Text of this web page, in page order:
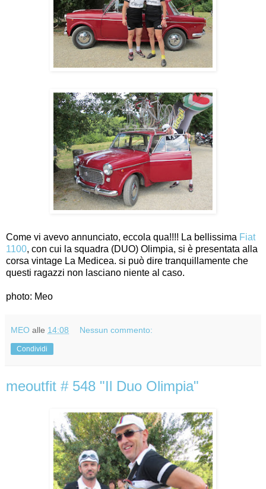
Come vi avevo annunciato, eccola qua!!!! La bellissima Fiat
1100, con cui la squadra (DUO) Olimpia, si è presentata alla
corsa vintage La Medicea. si può dire tranquillamente che
questi ragazzi non lasciano niente al caso.
photo: Meo
MEO alle 14:08 Nessun commento:
Condividi
meoutfit # 548 "Il Duo Olimpia"